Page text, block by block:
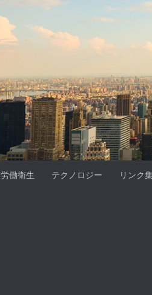
労働衛生 テクノロジー リンク